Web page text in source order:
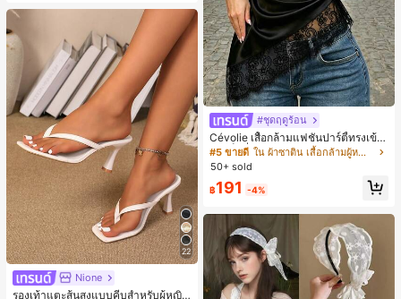
22
Nione
รองเท้าแตะส้นสูงแบบคีบสำหรับผู้หญิง
#ชุดฤดูร้อน
Cévolie เสื้อกล้ามแฟชั่นปาร์ตี้ทรงเข้า
รูป เซ็กซี่ คอเดรป คอคาวล์ จับย่น แต่ง
ลูกไม้ ดีไซน์ต่อผ้า เปิดหลัง แขนกุด
#5 ขายดี
ใน ผ้าซาติน เสื้อกล้ามผู้หญิง & Camis
50+ sold
฿191 -4%